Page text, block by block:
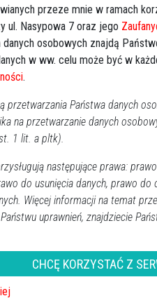
są przyjmowane tylko
załączniki i
wokaliści o decyzji
zgłoszeń są
przeze mnie w ramach
ul. Nasypowa 7 oraz jego
osobowych znajdą
w ww. celu może być w
.
przetwarzania Państwa danych
na przetwarzanie danych
1 lit. a pltk).
następujące prawa:
do usunięcia danych, prawo
Więcej informacji na temat
uprawnień, znajdziecie
CHCĘ KORZYSTAĆ Z